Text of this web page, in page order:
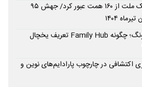
درآمدهای عملیاتی بانک ملت از ۱۶۰ همت عبور کرد/ جهش ۹۵
۱۴۰۴
۱۰ سال نوآوری سامسونگ؛ چگونه Family Hub تعریف یخچال
اکتشافی در چارچوب پارادایم‌های نوین و